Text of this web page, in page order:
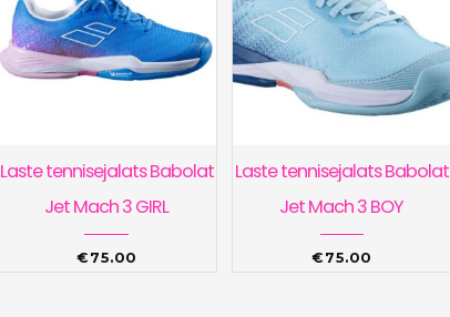
Laste tennisejalats Babolat
Jet Mach 3 GIRL
€ 75.00
Laste tennisejalats Babolat
Jet Mach 3 BOY
€ 75.00